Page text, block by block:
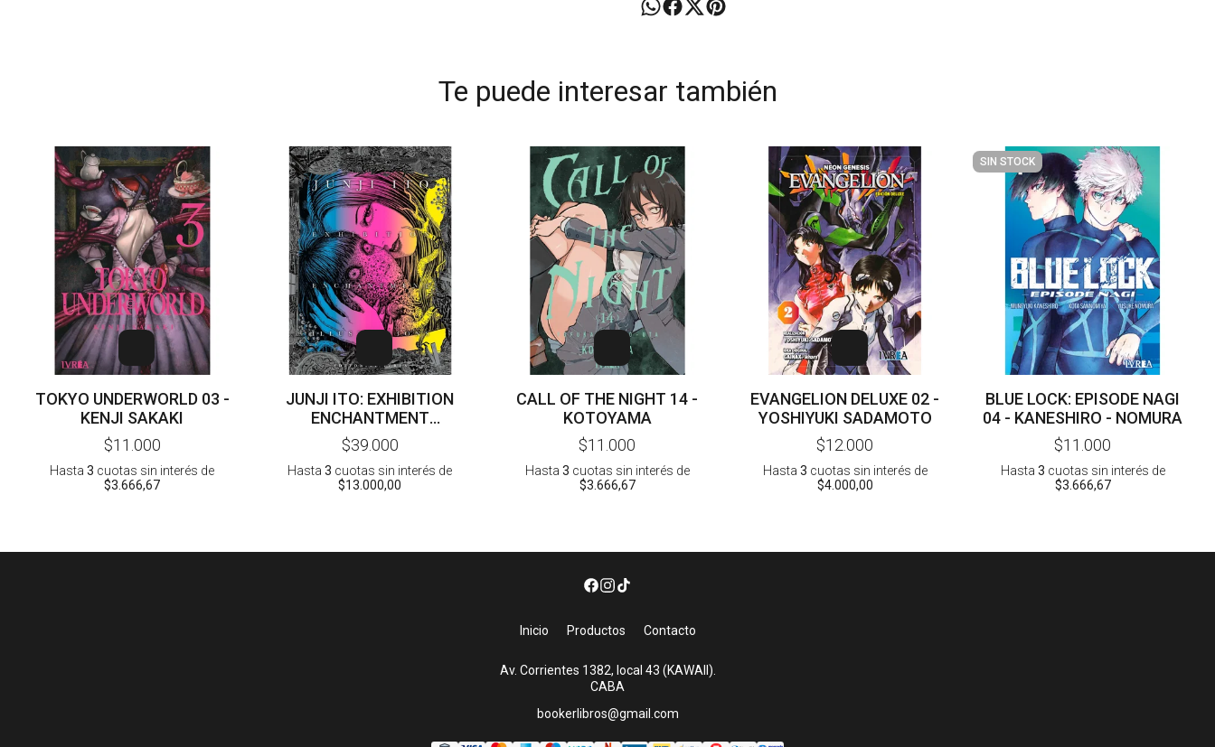
Te puede interesar también
TOKYO UNDERWORLD 03 -
KENJI SAKAKI
$11.000
Hasta3 cuotas sin interés de
$3.666,67
JUNJI ITO: EXHIBITION
ENCHANTMENT
ILLUSTRATIONS - ARTBOOK
$39.000
Hasta3 cuotas sin interés de
$13.000,00
CALL OF THE NIGHT 14 -
KOTOYAMA
$11.000
Hasta 3 cuotas sin interés de
$3.666,67
EVANGELION DELUXE 02 -
YOSHIYUKI SADAMOTO
$12.000
Hasta 3 cuotas sin interés de
$4.000,00
SIN STOCK
BLUE LOCK: EPISODE NAGI
04 - KANESHIRO - NOMURA
$11.000
Hasta 3 cuotas sin interés de
$3.666,67
Inicio Productos Contacto
Av. Corrientes 1382, local 43 (KAWAII).
CABA
bookerlibros@gmail.com